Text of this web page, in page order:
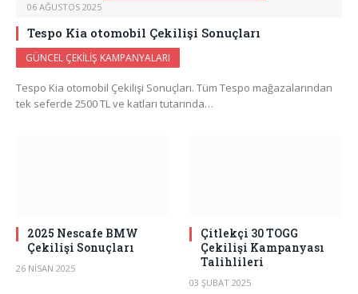
06 AĞUSTOS 2025
Tespo Kia otomobil Çekilişi Sonuçları
GÜNCEL ÇEKILIŞ KAMPANYALARI
Tespo Kia otomobil Çekilişi Sonuçları. Tüm Tespo mağazalarından
tek seferde 2500 TL ve katları tutarında…
2025 Nescafe BMW
Çekilişi Sonuçları
26 NISAN 2025
Çitlekçi 30 TOGG
Çekilişi Kampanyası
Talihlileri
03 ŞUBAT 2025